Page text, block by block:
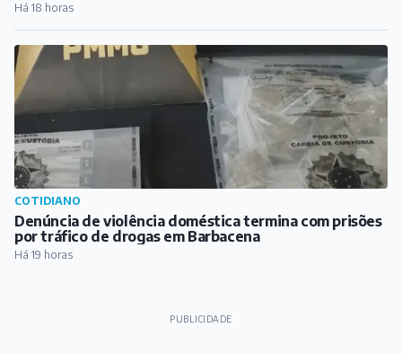
Há 18 horas
COTIDIANO
Denúncia de violência doméstica termina com prisões
por tráfico de drogas em Barbacena
Há 19 horas
PUBLICIDADE